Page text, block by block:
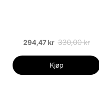
294,47 kr 330,00 kr
Kjøp